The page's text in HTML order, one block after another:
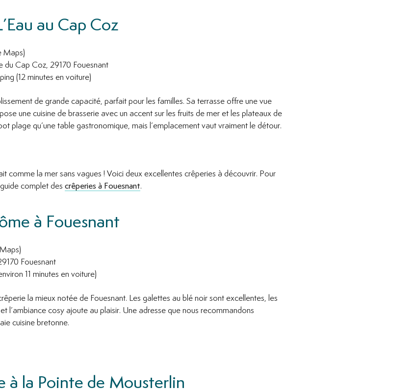
au Cap Coz
Maps)
du Cap Coz, 29170 Fouesnant
(12 minutes en voiture)
de grande capacité, parfait pour les familles. Sa terrasse offre une vue
une cuisine de brasserie avec un accent sur les fruits de mer et les plateaux de
plage qu’une table gastronomique, mais l’emplacement vaut vraiment le détour.
comme la mer sans vagues ! Voici deux excellentes crêperies à découvrir. Pour
complet des crêperies à Fouesnant.
à Fouesnant
Fouesnant
11 minutes en voiture)
la mieux notée de Fouesnant. Les galettes au blé noir sont excellentes, les
l’ambiance cosy ajoute au plaisir. Une adresse que nous recommandons
cuisine bretonne.
à la Pointe de Mousterlin